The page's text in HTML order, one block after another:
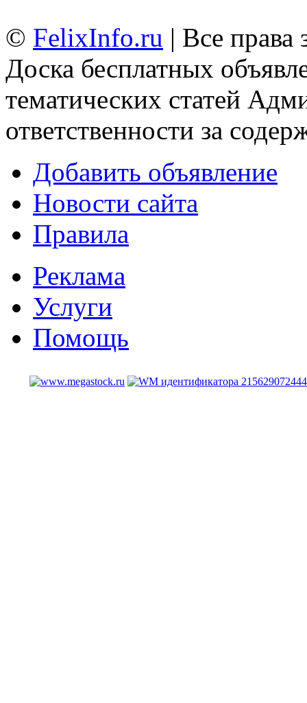
© FelixInfo.ru | Все
Доска бесплатных
тематических статей
ответственности за
Добавить объявление
Новости сайта
Правила
Реклама
Услуги
Помощь